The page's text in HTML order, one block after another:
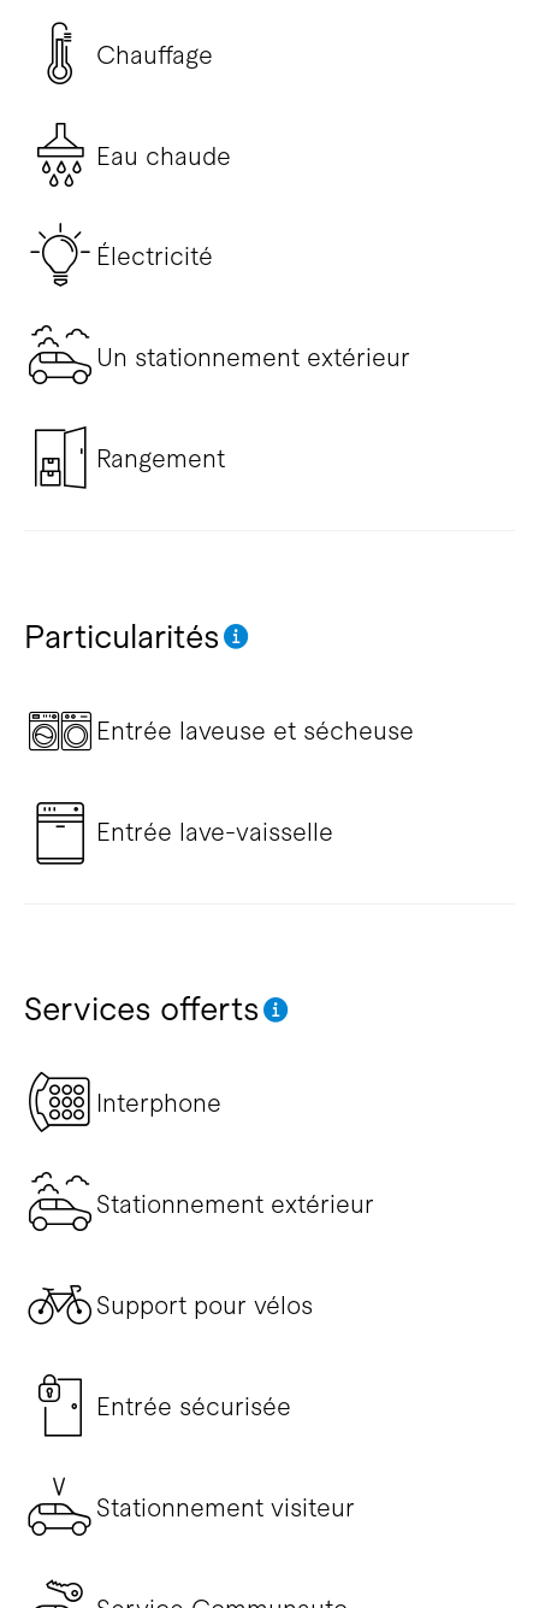
Chauffage
Eau chaude
Électricité
Un stationnement extérieur
Rangement
Particularités
Entrée laveuse et sécheuse
Entrée lave-vaisselle
Services offerts
Interphone
Stationnement extérieur
Support pour vélos
Entrée sécurisée
Stationnement visiteur